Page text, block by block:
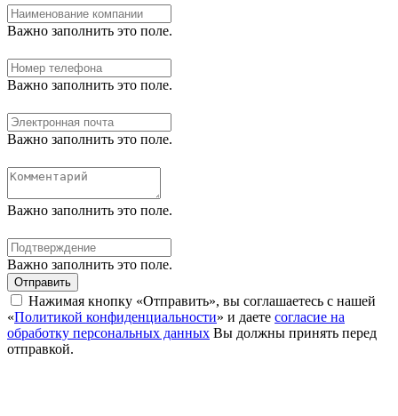
Важно заполнить это поле.
Важно заполнить это поле.
Важно заполнить это поле.
Важно заполнить это поле.
Важно заполнить это поле.
Отправить
Нажимая кнопку «Отправить», вы соглашаетесь с нашей
«Политикой конфиденциальности» и даете согласие на
обработку персональных данных Вы должны принять перед
отправкой.